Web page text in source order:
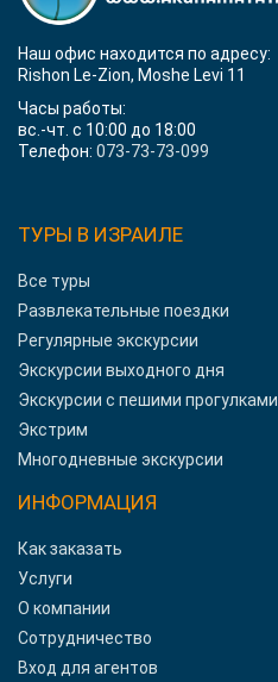
Наш офис находится по адресу:
Rishon Le-Zion, Moshe Levi 11
Часы работы:
вс.-чт. с 10:00 до 18:00
Телефон: 073-73-73-099
ТУРЫ В ИЗРАИЛЕ
Все туры
Развлекательные поездки
Регулярные экскурсии
Экскурсии выходного дня
Экскурсии с пешими прогулками
Экстрим
Многодневные экскурсии
ИНФОРМАЦИЯ
Как заказать
Услуги
О компании
Сотрудничество
Вход для агентов